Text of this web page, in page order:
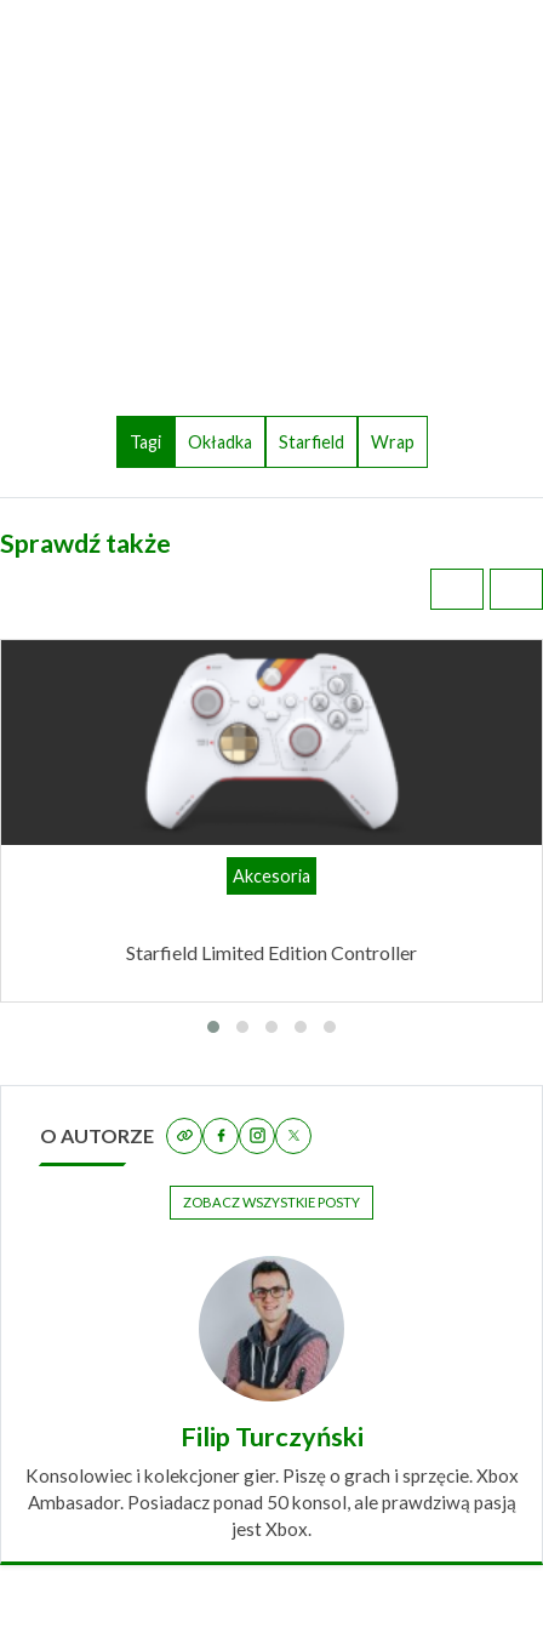
Tagi Okładka Starfield Wrap
Sprawdź także
Akcesoria
Starfield Limited Edition Controller
O AUTORZE
ZOBACZ WSZYSTKIE POSTY
Filip Turczyński
Konsolowiec i kolekcjoner gier. Piszę o grach i sprzęcie. Xbox
Ambasador. Posiadacz ponad 50 konsol, ale prawdziwą pasją
jest Xbox.